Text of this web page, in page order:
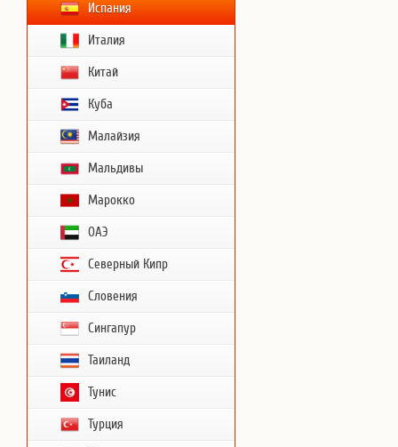
Испания
Италия
Китай
Куба
Малайзия
Мальдивы
Марокко
ОАЭ
Северный Кипр
Словения
Сингапур
Таиланд
Тунис
Турция